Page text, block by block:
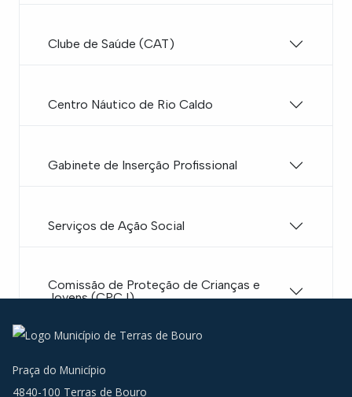
Clube de Saúde (CAT)
Centro Náutico de Rio Caldo
Gabinete de Inserção Profissional
Serviços de Ação Social
Comissão de Proteção de Crianças e
Jovens (CPCJ)
Praça do Município
4840-100 Terras de Bouro